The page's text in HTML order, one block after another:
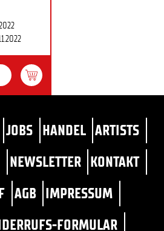
JOBS HANDEL ARTISTS
NEWSLETTER KONTAKT
AGB IMPRESSUM
FORMULAR